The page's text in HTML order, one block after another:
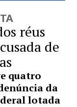
réus
de
quatro
da
lotada